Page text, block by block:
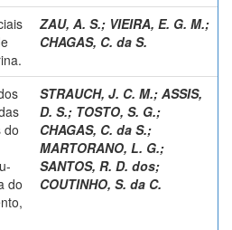
ZAU, A. S.; VIEIRA, E. G. M.;
CHAGAS, C. da S.
do
do
STRAUCH, J. C. M.; ASSIS,
D. S.; TOSTO, S. G.;
CHAGAS, C. da S.;
MARTORANO, L. G.;
SANTOS, R. D. dos;
COUTINHO, S. da C.